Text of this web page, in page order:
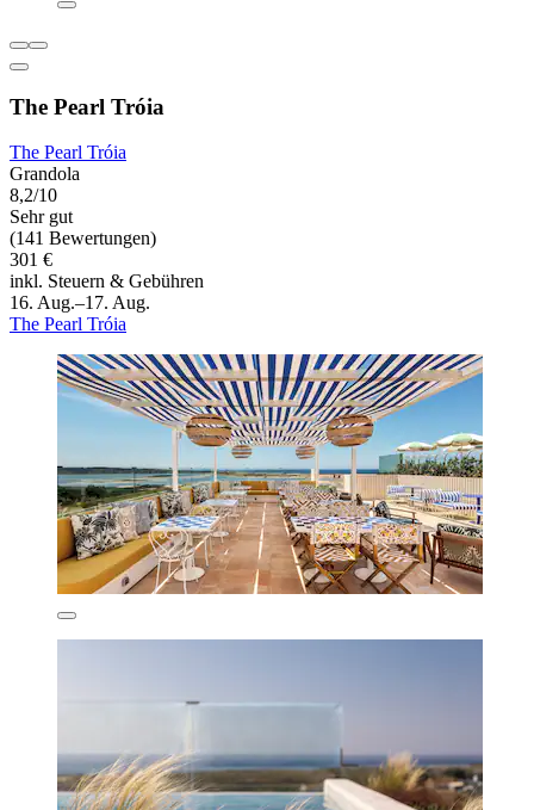
The Pearl Tróia
The Pearl Tróia
Grandola
8,2/10
Sehr gut
(141 Bewertungen)
301 €
inkl. Steuern & Gebühren
16. Aug.–17. Aug.
The Pearl Tróia